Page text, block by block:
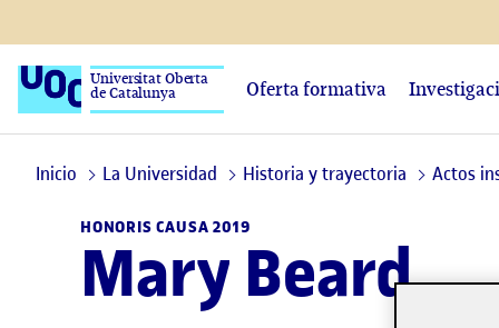
Universitat Oberta
de Catalunya Oferta formativa
Inicio La Universidad Historia y trayectoria Actos
HONORIS CAUSA 2019
Mary Beard